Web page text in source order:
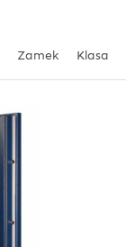
Zamek Klasa